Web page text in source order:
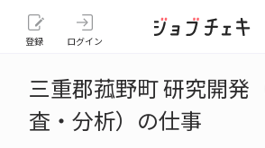
登録 ログイン
三重郡菰野町 研究開発
査・分析）の仕事